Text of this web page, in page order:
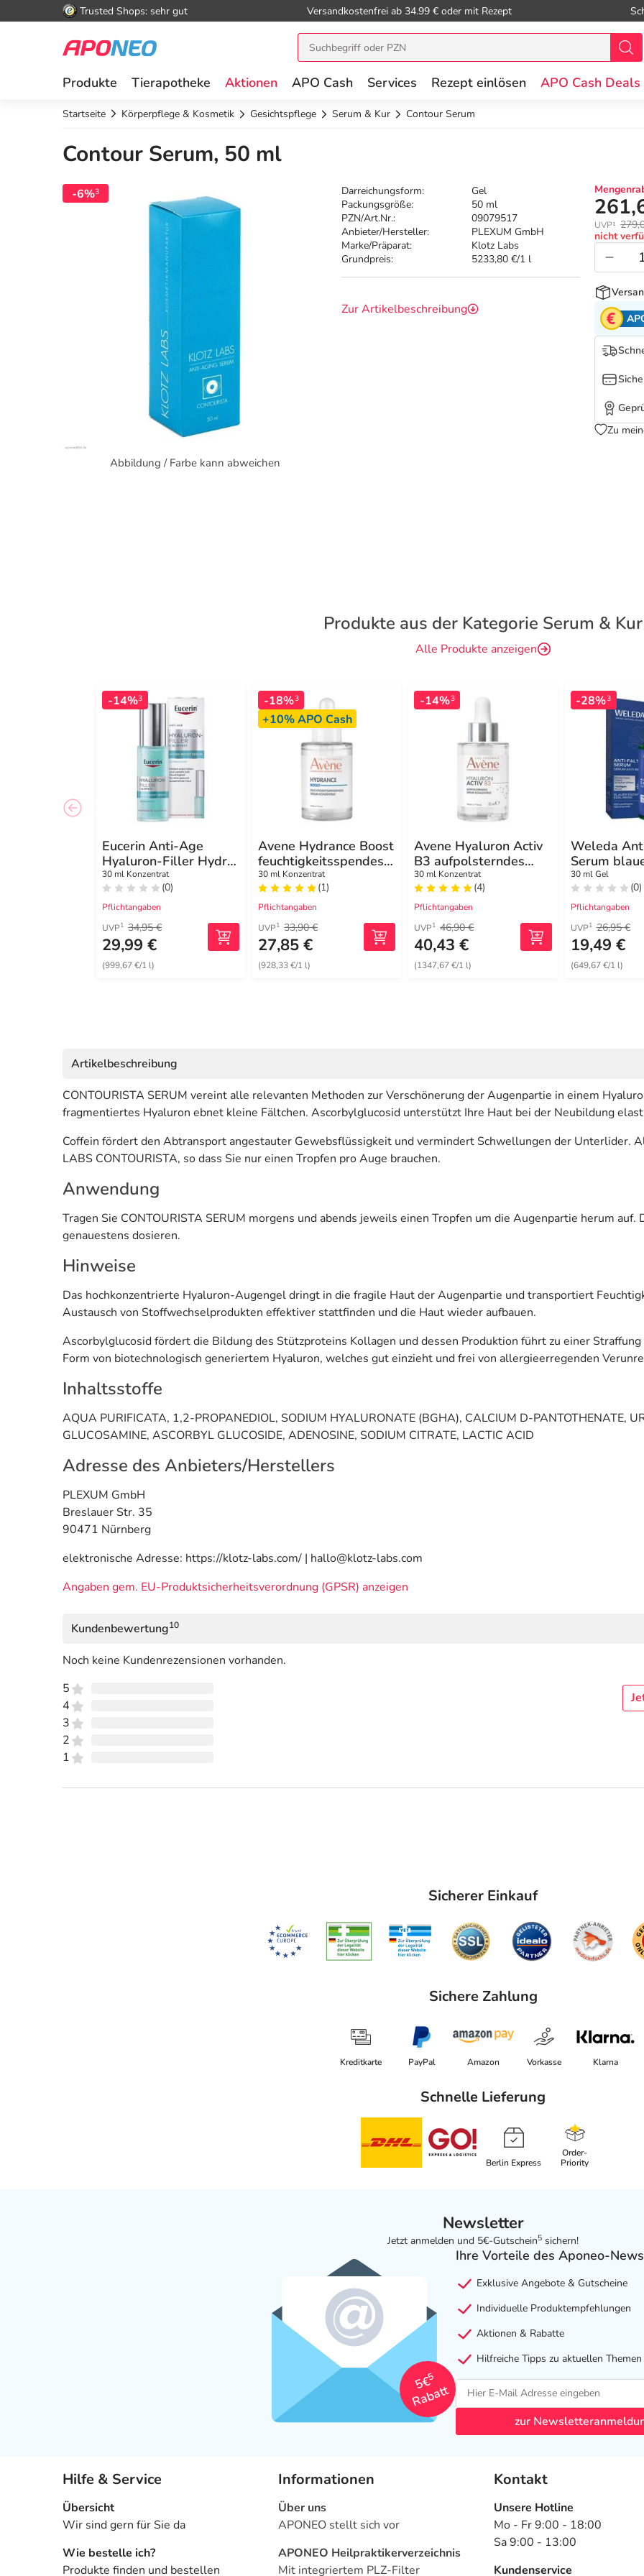
Trusted Shops: sehr gut Versandkostenfrei ab 34.99 € oder mit Rezept
Produkte Tierapotheke Aktionen APO Cash Services Rezept einlösen APO Cash Deals
Startseite Körperpflege & Kosmetik Gesichtspflege Serum & Kur Contour Serum
Contour Serum, 50 ml
-6%3
Abbildung / Farbe kann abweichen
Darreichungsform:
Gel
Packungsgröße:
50 ml
PZN/Art.Nr.:
09079517
Anbieter/Hersteller:
PLEXUM GmbH
Marke/Präparat:
Klotz Labs
Grundpreis:
5233,80 €/1 l
Zur Artikelbeschreibung
UVP¹
nicht
Zu
Produkte aus der Kategorie Serum & Kur
Alle Produkte anzeigen
-14%3
Eucerin Anti-Age
Hyaluron-Filler Hydra
Boost Serum
30 ml Konzentrat
(0)
Pflichtangaben
UVP1 34,95 €
29,99 €
(999,67 €/1 l)
-18%3
+10%APO Cash
Avene Hydrance Boost
feuchtigkeitsspendes
Serum-Konzentrat
30 ml Konzentrat
(1)
Pflichtangaben
UVP1 33,90 €
27,85 €
(928,33 €/1 l)
-14%3
Avene Hyaluron Activ
B3 aufpolsterndes
Serum-Konzentrat
30 ml Konzentrat
(4)
Pflichtangaben
UVP1 46,90 €
40,43 €
(1347,67 €/1 l)
-28%3
Weleda
Serum
Edelweiss
30 ml Gel
(0)
Pflichtangaben
UVP1 26,95 €
19,49 €
(649,67 €/1 l)
Artikelbeschreibung
CONTOURISTA SERUM vereint alle relevanten Methoden zur Verschönerung der Augenpartie in einem
fragmentiertes Hyaluron ebnet kleine Fältchen. Ascorbylglucosid unterstützt Ihre Haut bei der Neubildung
Coffein fördert den Abtransport angestauter Gewebsflüssigkeit und vermindert Schwellungen der Unterlider.
LABS CONTOURISTA, so dass Sie nur einen Tropfen pro Auge brauchen.
Anwendung
Tragen Sie CONTOURISTA SERUM morgens und abends jeweils einen Tropfen um die Augenpartie herum
genauestens dosieren.
Hinweise
Das hochkonzentrierte Hyaluron-Augengel dringt in die fragile Haut der Augenpartie und transportiert
Austausch von Stoffwechselprodukten effektiver stattfinden und die Haut wieder aufbauen.
Ascorbylglucosid fördert die Bildung des Stützproteins Kollagen und dessen Produktion führt zu einer
Form von biotechnologisch generiertem Hyaluron, welches gut einzieht und frei von allergieerregenden
Inhaltsstoffe
AQUA PURIFICATA, 1,2-PROPANEDIOL, SODIUM HYALURONATE (BGHA), CALCIUM D-PANTOTHENATE,
GLUCOSAMINE, ASCORBYL GLUCOSIDE, ADENOSINE, SODIUM CITRATE, LACTIC ACID
Adresse des Anbieters/Herstellers
PLEXUM GmbH
Breslauer Str. 35
90471 Nürnberg
elektronische Adresse: https://klotz-labs.com/ | hallo@klotz-labs.com
Angaben gem. EU-Produktsicherheitsverordnung (GPSR) anzeigen
Kundenbewertung10
Noch keine Kundenrezensionen vorhanden.
5
4
3
2
1
Sicherer Einkauf
Sichere Zahlung
Kreditkarte PayPal Amazon Vorkasse Klarna
Schnelle Lieferung
Berlin Express
Order-
Priority
Newsletter
Jetzt anmelden und 5€-Gutschein5 sichern!
5€
5
Rabatt
Ihre Vorteile des Aponeo-
Exklusive Angebote & Gutscheine
Individuelle Produktempfehlungen
Aktionen & Rabatte
Hilfreiche Tipps zu aktuellen Themen
zur
Hilfe & Service
Übersicht
Wir sind gern für Sie da
Wie bestelle ich?
Produkte finden und bestellen
Informationen
Über uns
APONEO stellt sich vor
APONEO Heilpraktikerverzeichnis
Mit integriertem PLZ-Filter
Kontakt
Unsere Hotline
Mo - Fr 9:00 - 18:00
Sa 9:00 - 13:00
Kundenservice